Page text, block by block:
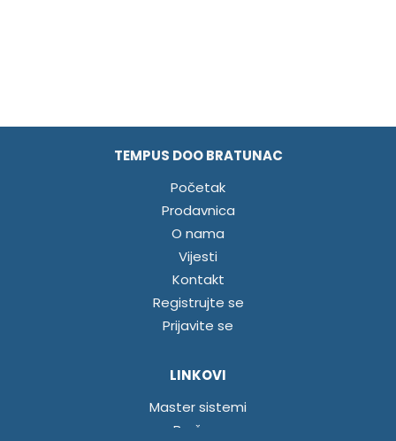
TEMPUS DOO BRATUNAC
Početak
Prodavnica
O nama
Vijesti
Kontakt
Registrujte se
Prijavite se
LINKOVI
Master sistemi
Brošure